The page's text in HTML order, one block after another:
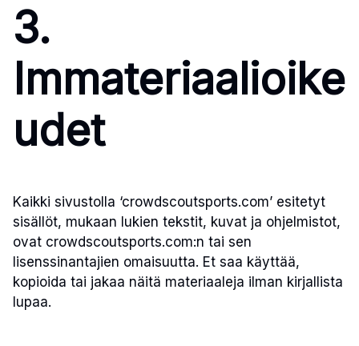
3.
Immateriaalioike
udet
Kaikki sivustolla ‘crowdscoutsports.com’ esitetyt
sisällöt, mukaan lukien tekstit, kuvat ja ohjelmistot,
ovat crowdscoutsports.com:n tai sen
lisenssinantajien omaisuutta. Et saa käyttää,
kopioida tai jakaa näitä materiaaleja ilman kirjallista
lupaa.